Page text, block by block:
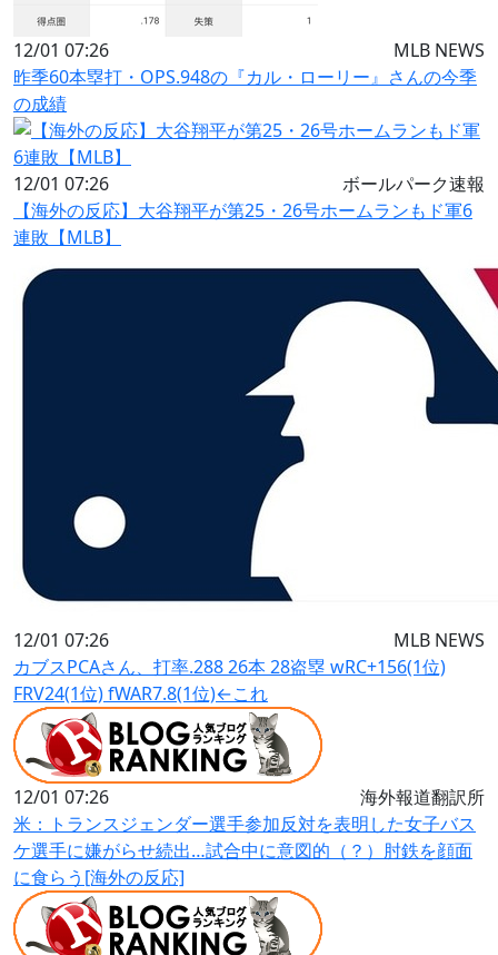
12/01 07:26
MLB NEWS
昨季60本塁打・OPS.948の『カル・ローリー』さんの今季
の成績
12/01 07:26
ボールパーク速報
【海外の反応】大谷翔平が第25・26号ホームランもド軍6
連敗【MLB】
12/01 07:26
MLB NEWS
カブスPCAさん、打率.288 26本 28盗塁 wRC+156(1位)
FRV24(1位) fWAR7.8(1位)←これ
12/01 07:26
海外報道翻訳所
米：トランスジェンダー選手参加反対を表明した女子バス
ケ選手に嫌がらせ続出…試合中に意図的（？）肘鉄を顔面
に食らう[海外の反応]